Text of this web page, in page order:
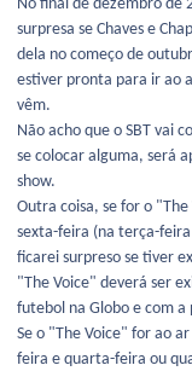
No final de dezembro de
surpresa se Chaves e
dela no começo de
estiver pronta para ir ao
vêm.
Não acho que o SBT vai
se colocar alguma, será
show.
Outra coisa, se for o
sexta-feira (na terça-
ficarei surpreso se tiver
"The Voice" deverá ser
futebol na Globo e com a
Se o "The Voice" for ao
feira e quarta-feira ou